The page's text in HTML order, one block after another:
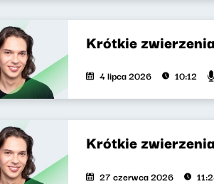
Krótkie
4 lipca 2026 10:12
Krótkie
27 czerwca 2026